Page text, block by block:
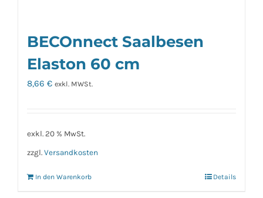
BECOnnect Saalbesen
Elaston 60 cm
8,66 € exkl. MWSt.
exkl. 20 % MwSt.
zzgl. Versandkosten
In den Warenkorb Details